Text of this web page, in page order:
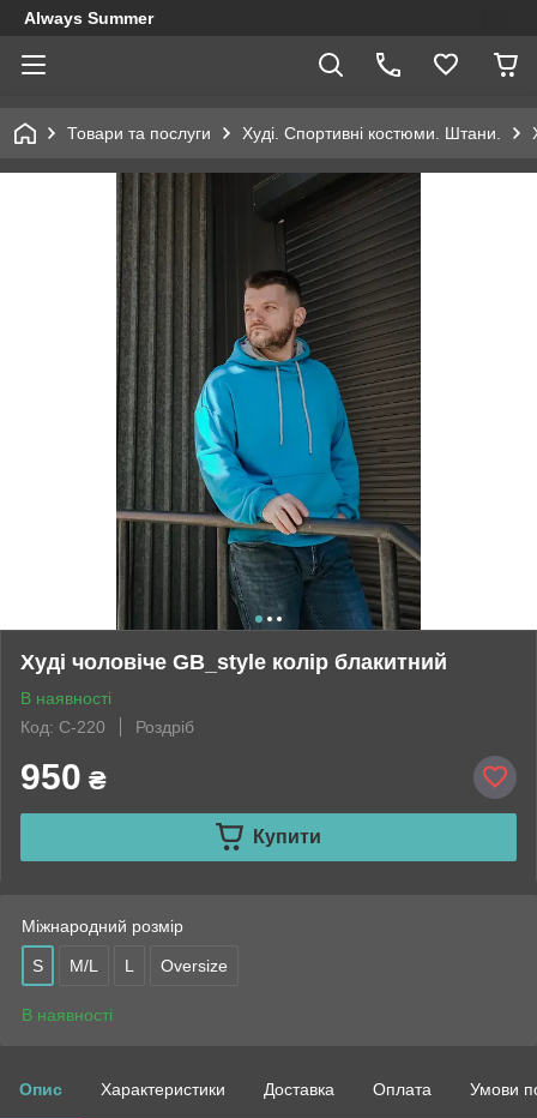
Always Summer
Товари та послуги Худі. Спортивні костюми. Штани.
Худі чоловіче GB_style колір блакитний
В наявності
Код: С-220
Роздріб
950 ₴
Купити
Міжнародний розмір
S M/L L Oversize
В наявності
Опис Характеристики Доставка Оплата Умови